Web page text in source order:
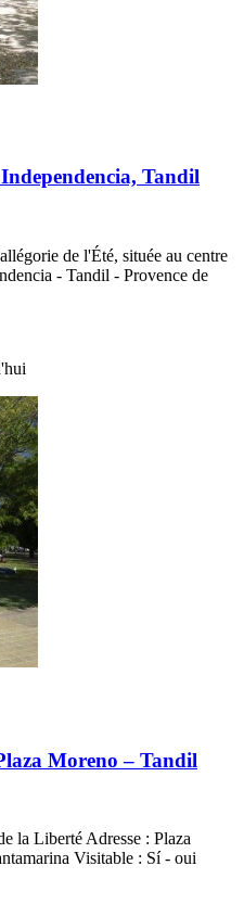
Tandil
de l'Été, située au centre
- Tandil - Provence de
Moreno – Tandil
la Liberté Adresse : Plaza
Visitable : Sí - oui